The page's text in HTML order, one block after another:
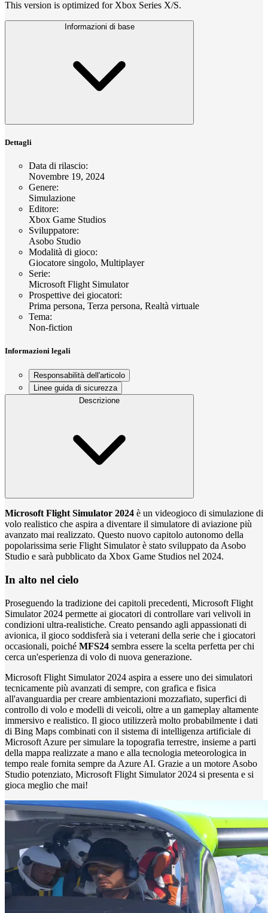
This version is optimized for Xbox Series X/S.
Informazioni di base
Dettagli
Data di rilascio:
Novembre 19, 2024
Genere:
Simulazione
Editore:
Xbox Game Studios
Sviluppatore:
Asobo Studio
Modalità di gioco:
Giocatore singolo, Multiplayer
Serie:
Microsoft Flight Simulator
Prospettive dei giocatori:
Prima persona, Terza persona, Realtà virtuale
Tema:
Non-fiction
Informazioni legali
Responsabilità dell'articolo
Linee guida di sicurezza
Descrizione
Microsoft Flight Simulator 2024 è un videogioco di simulazione di
volo realistico che aspira a diventare il simulatore di aviazione più
avanzato mai realizzato. Questo nuovo capitolo autonomo della
popolarissima serie Flight Simulator è stato sviluppato da Asobo
Studio e sarà pubblicato da Xbox Game Studios nel 2024.
In alto nel cielo
Proseguendo la tradizione dei capitoli precedenti, Microsoft Flight
Simulator 2024 permette ai giocatori di controllare vari velivoli in
condizioni ultra-realistiche. Creato pensando agli appassionati di
avionica, il gioco soddisferà sia i veterani della serie che i giocatori
occasionali, poiché MFS24 sembra essere la scelta perfetta per chi
cerca un'esperienza di volo di nuova generazione.
Microsoft Flight Simulator 2024 aspira a essere uno dei simulatori
tecnicamente più avanzati di sempre, con grafica e fisica
all'avanguardia per creare ambientazioni mozzafiato, superfici di
controllo di volo e modelli di veicoli, oltre a un gameplay altamente
immersivo e realistico. Il gioco utilizzerà molto probabilmente i dati
di Bing Maps combinati con il sistema di intelligenza artificiale di
Microsoft Azure per simulare la topografia terrestre, insieme a parti
della mappa realizzate a mano e alla tecnologia meteorologica in
tempo reale fornita sempre da Azure AI. Grazie a un motore Asobo
Studio potenziato, Microsoft Flight Simulator 2024 si presenta e si
gioca meglio che mai!